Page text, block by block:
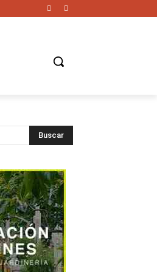
Buscar